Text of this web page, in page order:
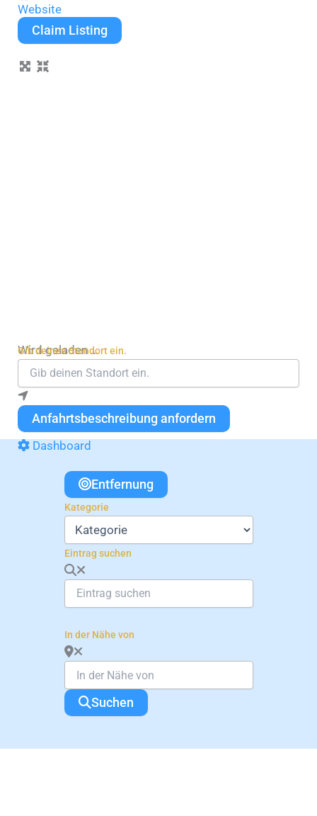
Website
Claim Listing
Wird geladen …
Gib deinen Standort ein.
Anfahrtsbeschreibung anfordern
Dashboard
Entfernung
Kategorie
Eintrag suchen
In der Nähe von
Suchen